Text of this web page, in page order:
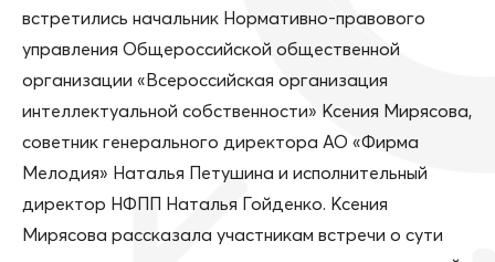
встретились начальник Нормативно-правового
управления Общероссийской общественной
организации «Всероссийская организация
интеллектуальной собственности» Ксения Мирясова,
советник генерального директора АО «Фирма
Мелодия» Наталья Петушина и исполнительный
директор НФПП Наталья Гойденко. Ксения
Мирясова рассказала участникам встречи о сути